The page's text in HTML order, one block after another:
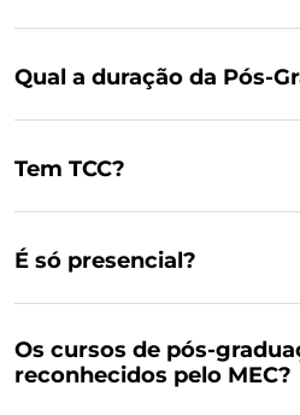
Qual a duração da Pós-
Tem TCC?
É só presencial?
Os cursos de pós-
reconhecidos pelo MEC?